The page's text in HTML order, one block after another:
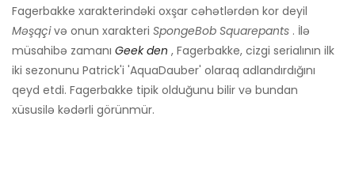
Fagerbakke xarakterindəki oxşar cəhətlərdən kor deyil
Məşqçivə onun xarakteri SpongeBob Squarepants . İlə
müsahibə zamanı Geek den , Fagerbakke, cizgi serialının ilk
iki sezonunu Patrick'i 'AquaDauber' olaraq adlandırdığını
qeyd etdi. Fagerbakke tipik olduğunu bilir və bundan
xüsusilə kədərli görünmür.